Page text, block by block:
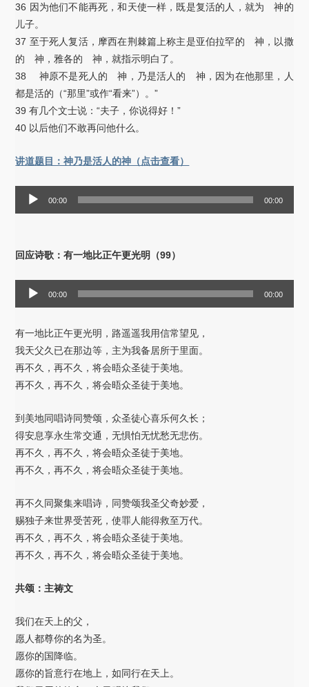
36 因为他们不能再死，和天使一样，既是复活的人，就为 神的
儿子。
37 至于死人复活，摩西在荆棘篇上称主是亚伯拉罕的 神，以撒
的 神，雅各的 神，就指示明白了。
38 神原不是死人的 神，乃是活人的 神，因为在他那里，人
都是活的（“那里”或作“看来”）。”
39 有几个文士说：“夫子，你说得好！”
40 以后他们不敢再问他什么。
讲道题目：神乃是活人的神（点击查看）
器
00:00 00:00
回应诗歌：有一地比正午更光明（99）
放
器
00:00 00:00
有一地比正午更光明，路遥遥我用信常望见，
我天父久已在那边等，主为我备居所于里面。
再不久，再不久，将会晤众圣徒于美地。
再不久，再不久，将会晤众圣徒于美地。
到美地同唱诗同赞颂，众圣徒心喜乐何久长；
得安息享永生常交通，无惧怕无忧愁无悲伤。
再不久，再不久，将会晤众圣徒于美地。
再不久，再不久，将会晤众圣徒于美地。
再不久同聚集来唱诗，同赞颂我圣父奇妙爱，
赐独子来世界受苦死，使罪人能得救至万代。
再不久，再不久，将会晤众圣徒于美地。
再不久，再不久，将会晤众圣徒于美地。
共颂：主祷文
我们在天上的父，
愿人都尊你的名为圣。
愿你的国降临。
愿你的旨意行在地上，如同行在天上。